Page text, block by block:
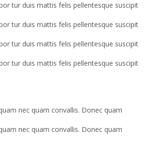
tur duis mattis felis pellentesque suscipit
tur duis mattis felis pellentesque suscipit
tur duis mattis felis pellentesque suscipit
tur duis mattis felis pellentesque suscipit
nec quam convallis. Donec quam
nec quam convallis. Donec quam